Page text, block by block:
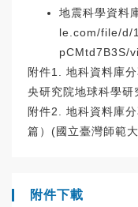
地震科學資料
le.com/file/d/
pCMtd7B3S/
附件1. 地科資料庫
央研究院地球科學
附件2. 地科資料庫
篇）(國立臺灣師範
附件下載